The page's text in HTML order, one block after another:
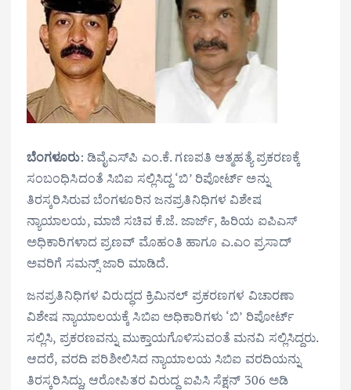
ಬೆಂಗಳೂರು: ಡಿವೈಎಸ್‌ಪಿ ಎಂ.ಕೆ. ಗಣಪತಿ ಆತ್ಮಹತ್ಯೆ ಪ್ರಕರಣಕ್ಕೆ
ಸಂಬಂಧಿಸಿದಂತೆ ಸಿಬಿಐ ಸಲ್ಲಿಸಿದ್ದ ‘ಬಿ’ ರಿಪೋರ್ಟ್ ಅನ್ನು
ತಿರಸ್ಕರಿಸಿರುವ ಬೆಂಗಳೂರಿನ ಜನಪ್ರತಿನಿಧಿಗಳ ವಿಶೇಷ
ನ್ಯಾಯಾಲಯ, ಮಾಜಿ ಸಚಿವ ಕೆ.ಜೆ. ಜಾರ್ಜ್, ಹಿರಿಯ ಐಪಿಎಸ್
ಅಧಿಕಾರಿಗಳಾದ ಪ್ರಣವ್ ಮೊಹಂತಿ ಹಾಗೂ ಎ.ಎಂ ಪ್ರಸಾದ್‌
ಅವರಿಗೆ ಸಮನ್ಸ್ ಜಾರಿ ಮಾಡಿದೆ.
ಜನಪ್ರತಿನಿಧಿಗಳ ವಿರುದ್ಧದ ಕ್ರಿಮಿನಲ್ ಪ್ರಕರಣಗಳ ವಿಚಾರಣಾ
ವಿಶೇಷ ನ್ಯಾಯಾಲಯಕ್ಕೆ ಸಿಬಿಐ ಅಧಿಕಾರಿಗಳು ‘ಬಿ’ ರಿಪೋರ್ಟ್
ಸಲ್ಲಿಸಿ, ಪ್ರಕರಣವನ್ನು ಮುಕ್ತಾಯಗೊಳಿಸುವಂತೆ ಮನವಿ ಸಲ್ಲಿಸಿದ್ದರು.
ಆದರೆ, ವರದಿ ಪರಿಶೀಲಿಸಿದ ನ್ಯಾಯಾಲಯ ಸಿಬಿಐ ವರದಿಯನ್ನು
ತಿರಸ್ಕರಿಸಿದ್ದು, ಆರೋಪಿತರ ವಿರುದ್ಧ ಐಪಿಸಿ ಸೆಕ್ಷನ್ 306 ಅಡಿ